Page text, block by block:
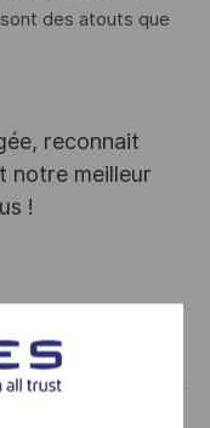
des atouts que
reconnait
notre meilleur
!